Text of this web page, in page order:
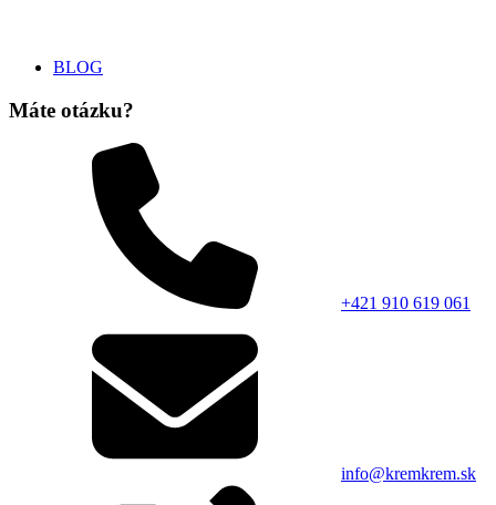
BLOG
Máte otázku?
+421 910 619 061
info@kremkrem.sk